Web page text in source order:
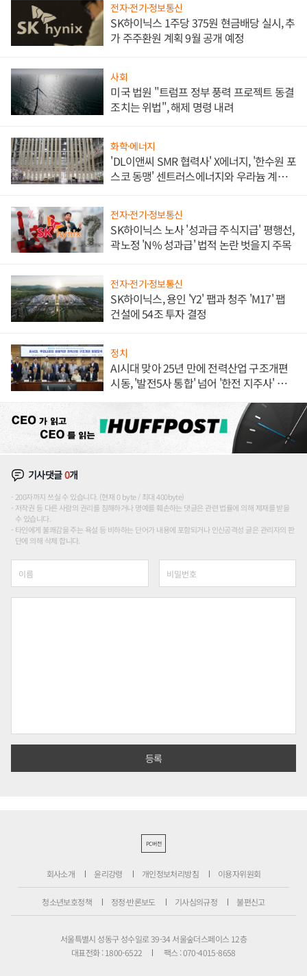
전자·전기·정보통신
SK하이닉스 1주당 375원 현금배당 실시, 추
가 주주환원 계획 9월 공개 예정
사회
미국 법원 "트럼프 정부 풍력 프로젝트 동결
조치는 위법", 해제 명령 내려
화학·에너지
'DL이앤씨 SMR 협력사' X에너지, '한수원 포
스코 동맹' 센트러스에너지와 우라늄 계약
전자·전기·정보통신
SK하이닉스 노사 '성과급 주식지급' 평행선,
곽노정 'N% 성과급' 법적 논란 벗을지 주목
전자·전기·정보통신
SK하이닉스, 용인 'Y2' 팹과 청주 'M17' 팹
건설에 54조 투자 결정
정치
AI시대 맞아 25년 만에 전력산업 구조개편
시동, '발전5사 통합' 넘어 '한전 지주사' 재편
기사댓글0개
200자까지 쓰실 수 있습니다. (현재 0 byte / 최대 400byte)
저작권 등 다른 사람의 권리를 침해하거나 명예를 훼손하는 댓글은 관련 법률에 의해 제재를 받을
수 있습니다.
타인에게 불쾌감을 주는 욕설 등 비하하는 단어가 내용에 포함되거나 인신공격성 글은 관리자의 판
단에 의해 삭제 합니다.
PC버전
회사소개 윤리강령 개인정보처리방침 이용자위원회
청소년보호정책 정정·반론보도 기사심의규정 불편신고
서울특별시 성동구 성수일로 39-34 서울숲더스페이스 12층
대표전화 : 1800-6522
팩스 : 070-4015-8658